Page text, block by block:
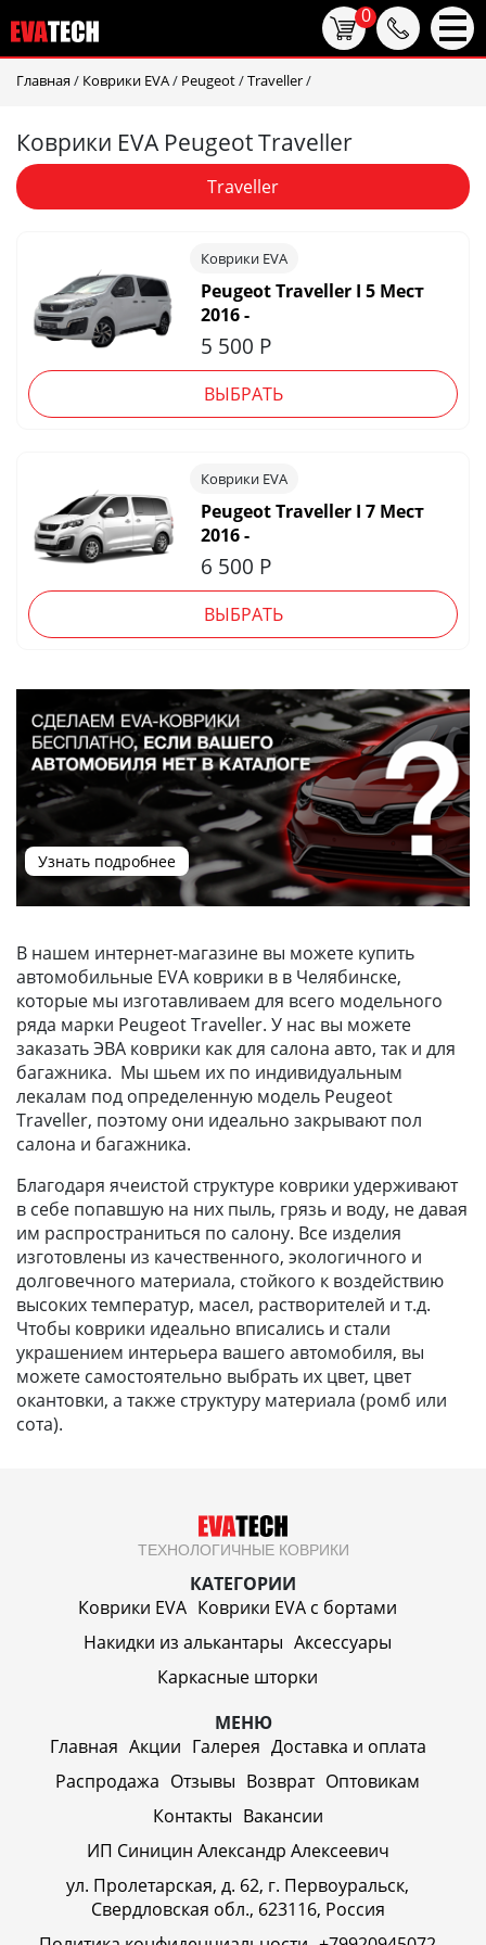
Главная / Коврики EVA/ Peugeot/Traveller/
Коврики EVA Peugeot Traveller
Traveller
Коврики EVA
Peugeot Traveller I 5 Мест
2016 -
5 500 Р
ВЫБРАТЬ
Коврики EVA
Peugeot Traveller I 7 Мест
2016 -
6 500 Р
ВЫБРАТЬ
Узнать подробнее
В нашем интернет-магазине вы можете купить
автомобильные EVA коврики в в Челябинске,
которые мы изготавливаем для всего модельного
ряда марки Peugeot Traveller. У нас вы можете
заказать ЭВА коврики как для салона авто, так и для
багажника. Мы шьем их по индивидуальным
лекалам под определенную модель Peugeot
Traveller, поэтому они идеально закрывают пол
салона и багажника.
Благодаря ячеистой структуре коврики удерживают
в себе попавшую на них пыль, грязь и воду, не давая
им распространиться по салону. Все изделия
изготовлены из качественного, экологичного и
долговечного материала, стойкого к воздействию
высоких температур, масел, растворителей и т.д.
Чтобы коврики идеально вписались и стали
украшением интерьера вашего автомобиля, вы
можете самостоятельно выбрать их цвет, цвет
окантовки, а также структуру материала (ромб или
сота).
ТЕХНОЛОГИЧНЫЕ КОВРИКИ
КАТЕГОРИИ
Коврики EVA Коврики EVA c бортами
Накидки из алькантары Аксессуары
Каркасные шторки
МЕНЮ
Главная Акции Галерея Доставка и оплата
Распродажа Отзывы Возврат Оптовикам
Контакты Вакансии
ИП Синицин Александр Алексеевич
ул. Пролетарская, д. 62, г. Первоуральск,
Свердловская обл., 623116, Россия
0